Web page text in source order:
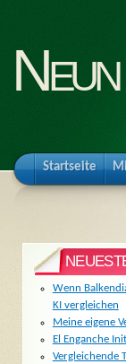
Startseite
Wenn
KI vergleichen
Meine eigene
El Enganche
Vergleichende